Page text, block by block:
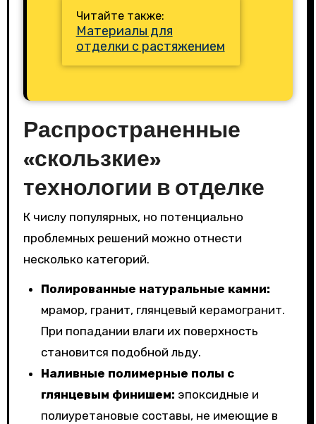
Читайте также:
Материалы для
отделки с растяжением
Распространенные
«скользкие»
технологии в отделке
К числу популярных, но потенциально
проблемных решений можно отнести
несколько категорий.
Полированные натуральные камни:
мрамор, гранит, глянцевый керамогранит.
При попадании влаги их поверхность
становится подобной льду.
Наливные полимерные полы с
глянцевым финишем: эпоксидные и
полиуретановые составы, не имеющие в